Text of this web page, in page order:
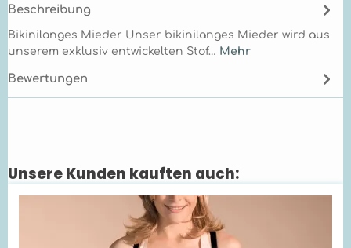
Beschreibung
Bikinilanges Mieder Unser bikinilanges Mieder wird aus
unserem exklusiv entwickelten Stof… Mehr
Bewertungen
Produktgalerie überspringen
Unsere Kunden kauften auch: